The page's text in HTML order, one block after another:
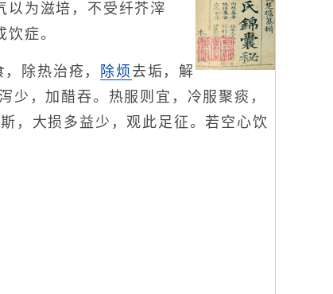
以为滋培，不受纤芥滓
症。
除热治疮， 除烦 去垢，解
少，加醋吞。热服则宜，冷服聚痰，
，大损多益少，观此足征。若空心饮